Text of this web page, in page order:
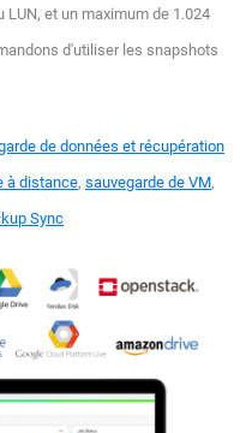
et un maximum de 1.024
d'utiliser les snapshots
de données et récupération
à distance, sauvegarde de VM,
Sync